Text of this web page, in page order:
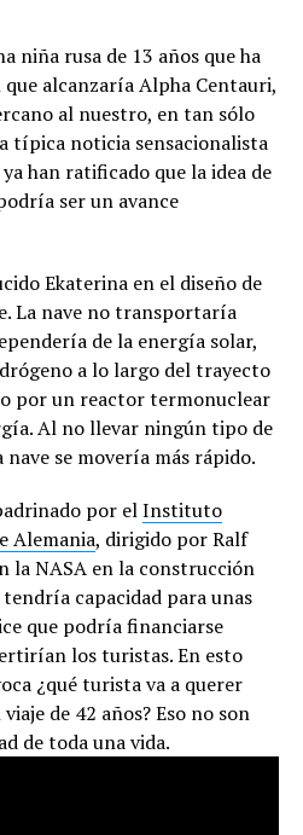
niña rusa de 13 años que ha
que alcanzaría Alpha Centauri,
al nuestro, en tan sólo
típica noticia sensacionalista
han ratificado que la idea de
ser un avance
Ekaterina en el diseño de
La nave no transportaría
de la energía solar,
a lo largo del trayecto
por un reactor termonuclear
Al no llevar ningún tipo de
se movería más rápido.
por elInstituto
Alemania, dirigido por Ralf
la NASA en la construcción
capacidad para unas
que podría financiarse
los turistas. En esto
¿qué turista va a querer
de 42 años? Eso no son
de toda una vida.